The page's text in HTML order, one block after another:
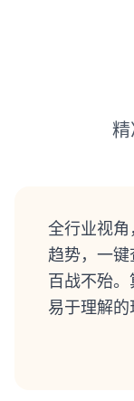
全行业视角
趋势，一键
百战不殆
易于理解